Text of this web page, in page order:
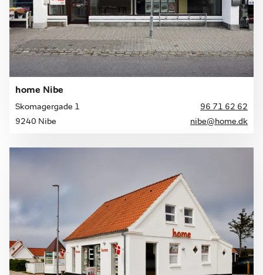
home Nibe
Skomagergade 1
96 71 62 62
9240 Nibe
nibe@home.dk